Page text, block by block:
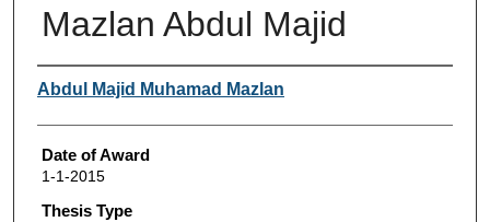
Mazlan Abdul Majid
Author
Abdul Majid Muhamad Mazlan
Date of Award
1-1-2015
Thesis Type